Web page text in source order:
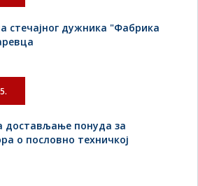
стечајног дужника "Фабрика
достављање понуда за
о пословно техничкој